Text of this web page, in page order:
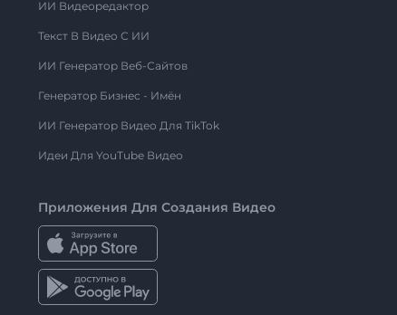
ИИ Видеоредактор
Текст В Видео С ИИ
ИИ Генератор Веб-Сайтов
Генератор Бизнес - Имён
ИИ Генератор Видео Для TikTok
Идеи Для YouTube Видео
Приложения Для Создания Видео